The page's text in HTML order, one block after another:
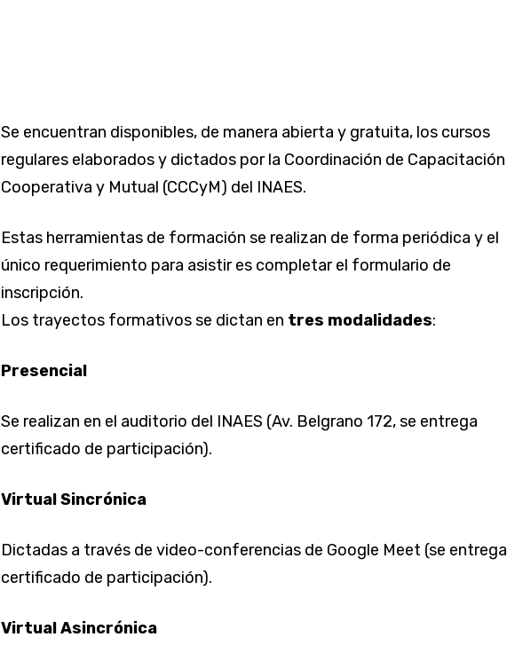
Se encuentran disponibles, de manera abierta y gratuita, los cursos
regulares elaborados y dictados por la Coordinación de Capacitación
Cooperativa y Mutual (CCCyM) del INAES.
Estas herramientas de formación se realizan de forma periódica y el
único requerimiento para asistir es completar el formulario de
inscripción.
Los trayectos formativos se dictan en tres modalidades:
Presencial
Se realizan en el auditorio del INAES (Av. Belgrano 172, se entrega
certificado de participación).
Virtual Sincrónica
Dictadas a través de video-conferencias de Google Meet (se entrega
certificado de participación).
Virtual Asincrónica